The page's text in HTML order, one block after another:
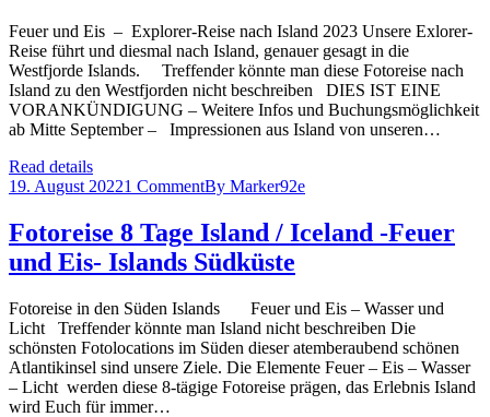
Feuer und Eis – Explorer-Reise nach Island 2023 Unsere Exlorer-
Reise führt und diesmal nach Island, genauer gesagt in die
Westfjorde Islands. Treffender könnte man diese Fotoreise nach
Island zu den Westfjorden nicht beschreiben DIES IST EINE
VORANKÜNDIGUNG – Weitere Infos und Buchungsmöglichkeit
ab Mitte September – Impressionen aus Island von unseren…
Read details
19. August 20221 CommentBy Marker92e
Fotoreise 8 Tage Island / Iceland -Feuer
und Eis- Islands Südküste
Fotoreise in den Süden Islands Feuer und Eis – Wasser und
Licht Treffender könnte man Island nicht beschreiben Die
schönsten Fotolocations im Süden dieser atemberaubend schönen
Atlantikinsel sind unsere Ziele. Die Elemente Feuer – Eis – Wasser
– Licht werden diese 8-tägige Fotoreise prägen, das Erlebnis Island
wird Euch für immer…